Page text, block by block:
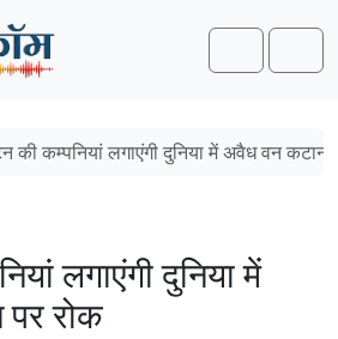
Search
की कम्पनियां लगाएंगी दुनिया में अवैध वन कटान
लगाएंगी दुनिया में
रोक